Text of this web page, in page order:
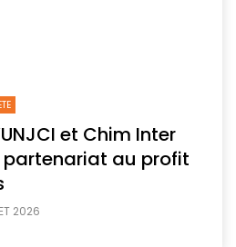
et Chim Inter
au profit
2026